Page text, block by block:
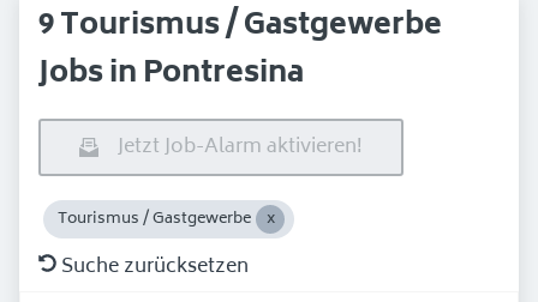
9 Tourismus / Gastgewerbe
Jobs in Pontresina
Jetzt Job-Alarm aktivieren!
Tourismus / Gastgewerbe
Suche zurücksetzen